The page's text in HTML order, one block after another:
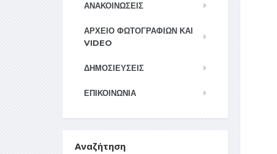
ΑΝΑΚΟΙΝΏΣΕΙΣ
ΑΡΧΕΊΟ ΦΩΤΟΓΡΑΦΙΏΝ ΚΑΙ
VIDEO
ΔΗΜΟΣΙΕΥΣΕΙΣ
ΕΠΙΚΟΙΝΩΝΊΑ
Αναζήτηση